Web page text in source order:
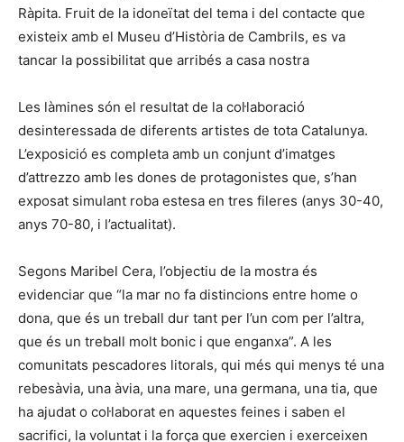
Ràpita. Fruit de la idoneïtat del tema i del contacte que
existeix amb el Museu d’Història de Cambrils, es va
tancar la possibilitat que arribés a casa nostra
Les làmines són el resultat de la col·laboració
desinteressada de diferents artistes de tota Catalunya.
L’exposició es completa amb un conjunt d’imatges
d’attrezzo amb les dones de protagonistes que, s’han
exposat simulant roba estesa en tres fileres (anys 30-40,
anys 70-80, i l’actualitat).
Segons Maribel Cera, l’objectiu de la mostra és
evidenciar que “la mar no fa distincions entre home o
dona, que és un treball dur tant per l’un com per l’altra,
que és un treball molt bonic i que enganxa”. A les
comunitats pescadores litorals, qui més qui menys té una
rebesàvia, una àvia, una mare, una germana, una tia, que
ha ajudat o col·laborat en aquestes feines i saben el
sacrifici, la voluntat i la força que exercien i exerceixen